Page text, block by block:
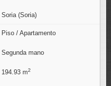
Soria (Soria)
Piso / Apartamento
Segunda mano
194.93 m2